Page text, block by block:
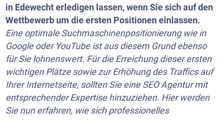
in Edewecht erledigen lassen, wenn Sie sich auf den
Wettbewerb um die ersten Positionen einlassen.
Eine optimale Suchmaschinenpositionierung wie in
Google oder YouTubeist aus diesem Grund ebenso
für Sie lohnenswert. Für die Erreichung dieser ersten
wichtigen Plätze sowie zur Erhöhung des Traffics auf
Ihrer Internetseite, sollten Sie eine SEO Agentur mit
entsprechender Expertise hinzuziehen. Hier werden
Sie nun erfahren, wie sich professionelles